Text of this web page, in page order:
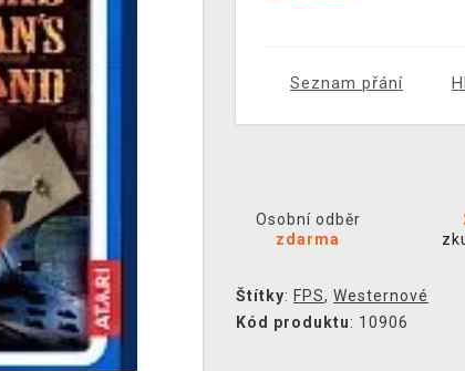
Seznam přání
Osobní odběr
zdarma
Štítky: FPS, Westernové
Kód produktu: 10906